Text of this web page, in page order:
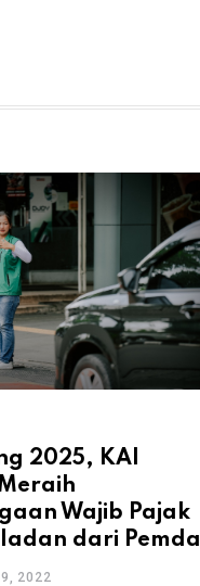
2025, KAI
Wajib Pajak
dari Pemda
9, 2022